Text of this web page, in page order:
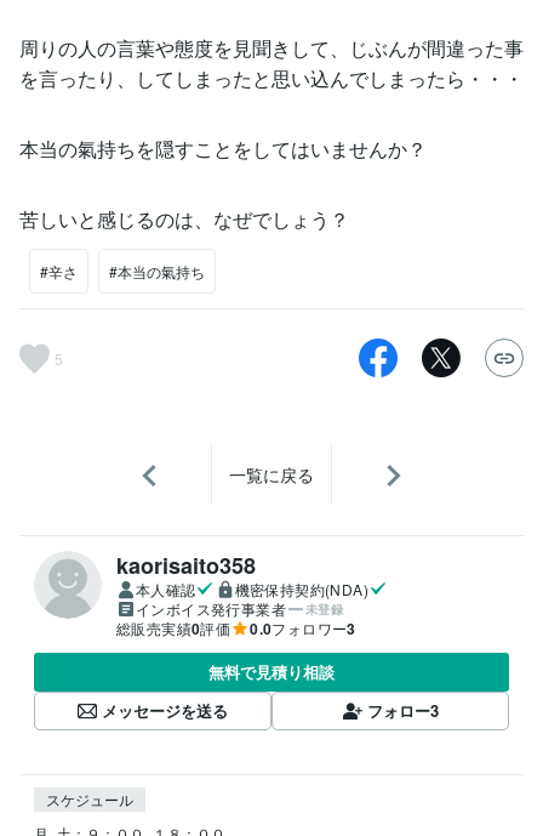
周りの人の言葉や態度を見聞きして、じぶんが間違った事
を言ったり、してしまったと思い込んでしまったら・・・
本当の氣持ちを隠すことをしてはいませんか？
苦しいと感じるのは、なぜでしょう？
#辛さ #本当の氣持ち
5
一覧に戻る
kaorisaito358
本人確認
機密保持契約(NDA)
インボイス発行事業者
未登録
総販売実績0評価 0.0フォロワー3
無料で見積り相談
メッセージを送る
フォロー3
スケジュール